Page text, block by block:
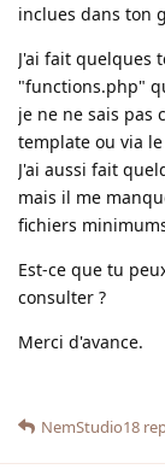
inclues dans ton
J'ai fait quelques
"functions.php"
je ne ne sais pas
template ou via
J'ai aussi fait
mais il me
fichiers
Est-ce que tu
consulter ?
Merci d'avance.
NemStudio18